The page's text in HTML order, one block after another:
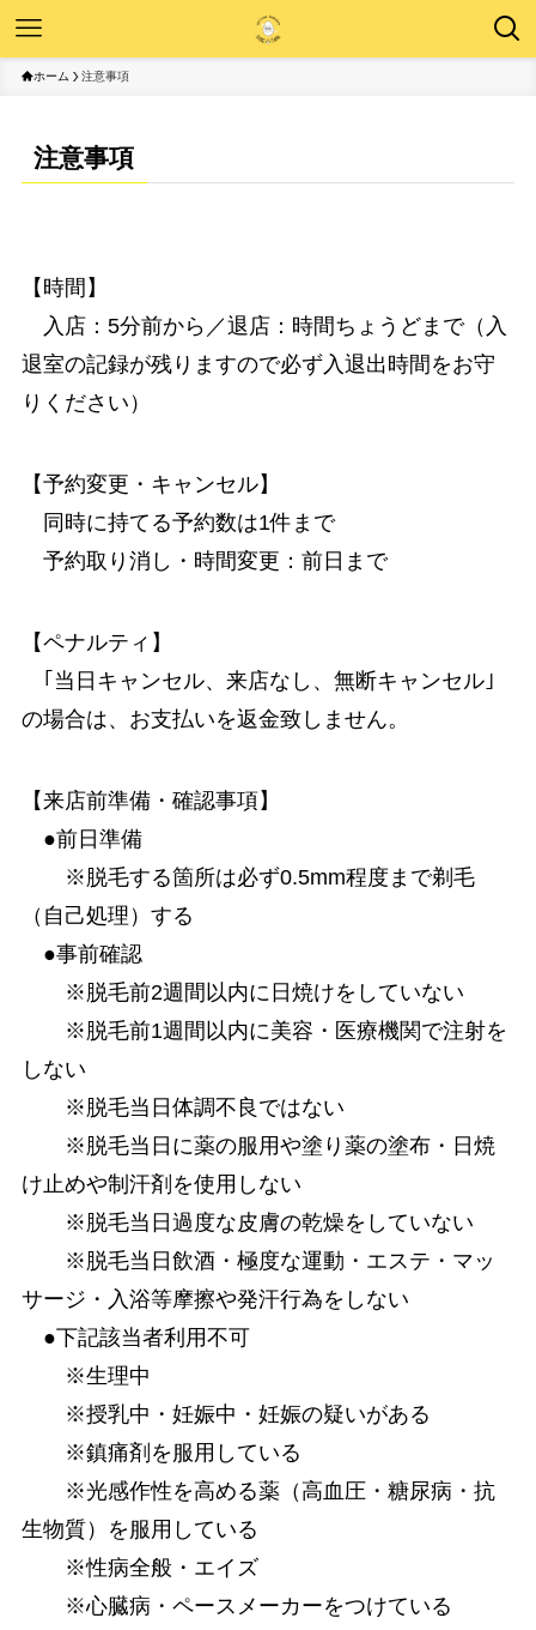
ホーム 注意事項
注意事項
【時間】
入店：5分前から／退店：時間ちょうどまで（入
退室の記録が残りますので必ず入退出時間をお守
りください）
【予約変更・キャンセル】
同時に持てる予約数は1件まで
予約取り消し・時間変更：前日まで
【ペナルティ】
｢当日キャンセル、来店なし、無断キャンセル｣
の場合は、お支払いを返金致しません。
【来店前準備・確認事項】
●前日準備
※脱毛する箇所は必ず0.5mm程度まで剃毛
（自己処理）する
●事前確認
※脱毛前2週間以内に日焼けをしていない
※脱毛前1週間以内に美容・医療機関で注射を
しない
※脱毛当日体調不良ではない
※脱毛当日に薬の服用や塗り薬の塗布・日焼
け止めや制汗剤を使用しない
※脱毛当日過度な皮膚の乾燥をしていない
※脱毛当日飲酒・極度な運動・エステ・マッ
サージ・入浴等摩擦や発汗行為をしない
●下記該当者利用不可
※生理中
※授乳中・妊娠中・妊娠の疑いがある
※鎮痛剤を服用している
※光感作性を高める薬（高血圧・糖尿病・抗
生物質）を服用している
※性病全般・エイズ
※心臓病・ペースメーカーをつけている